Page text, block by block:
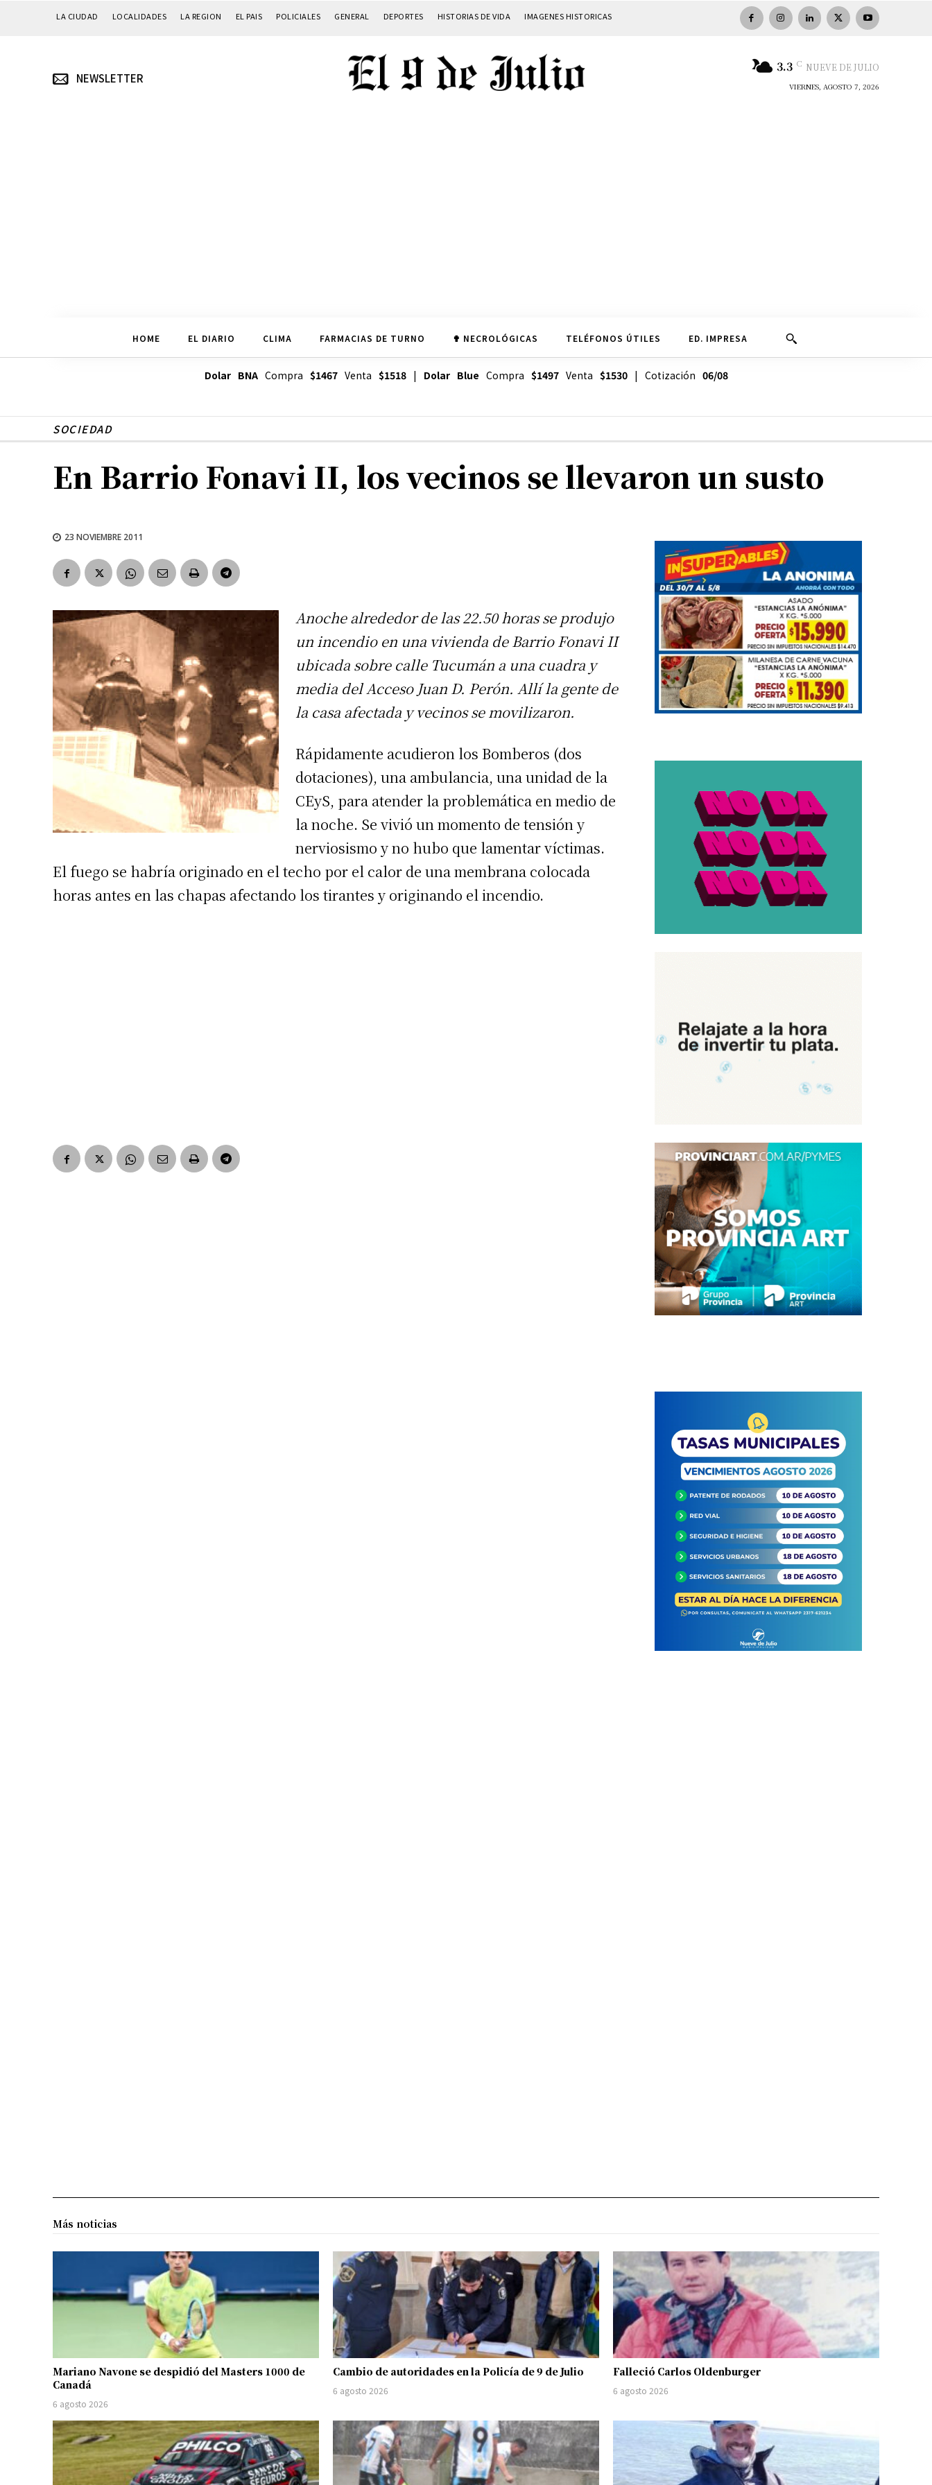
LA CIUDAD LOCALIDADES LA REGION EL PAIS POLICIALES GENERAL DEPORTES HISTORIAS DE VIDA IMAGENES HISTORICAS
NEWSLETTER
3.3 C NUEVE DE JULIO
VIERNES, AGOSTO 7, 2026
HOME EL DIARIO CLIMA FARMACIAS DE TURNO ✟ NECROLÓGICAS TELÉFONOS ÚTILES ED. IMPRESA
Dolar BNACompra $1467Venta $1518| Dolar Blue Compra $1497Venta $1530| Cotización 06/08
SOCIEDAD
En Barrio Fonavi II, los vecinos se llevaron un susto
23 NOVIEMBRE 2011
Anoche alrededor de las 22.50 horas se produjo
un incendio en una vivienda de Barrio Fonavi II
ubicada sobre calle Tucumán a una cuadra y
media del Acceso Juan D. Perón. Allí la gente de
la casa afectada y vecinos se movilizaron.
Rápidamente acudieron los Bomberos (dos
dotaciones), una ambulancia, una unidad de la
CEyS, para atender la problemática en medio de
la noche. Se vivió un momento de tensión y
nerviosismo y no hubo que lamentar víctimas.
El fuego se habría originado en el techo por el calor de una membrana colocada
horas antes en las chapas afectando los tirantes y originando el incendio.
Más noticias
Mariano Navone se despidió del Masters 1000 de
Canadá
6 agosto 2026
Cambio de autoridades en la Policía de 9 de Julio
6 agosto 2026
Falleció Carlos Oldenburger
6 agosto 2026